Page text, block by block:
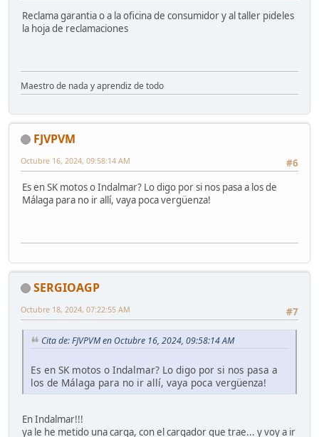
Reclama garantia o a la oficina de consumidor y al taller pideles
la hoja de reclamaciones
Maestro de nada y aprendiz de todo
FJVPVM
#6
Octubre 16, 2024, 09:58:14 AM
Es en SK motos o Indalmar? Lo digo por si nos pasa a los de
Málaga para no ir allí, vaya poca vergüenza!
SERGIOAGP
#7
Octubre 18, 2024, 07:22:55 AM
Cita de: FJVPVM en Octubre 16, 2024, 09:58:14 AM
Es en SK motos o Indalmar? Lo digo por si nos pasa a
los de Málaga para no ir allí, vaya poca vergüenza!
En Indalmar!!!
ya le he metido una carga, con el cargador que trae... y voy a ir